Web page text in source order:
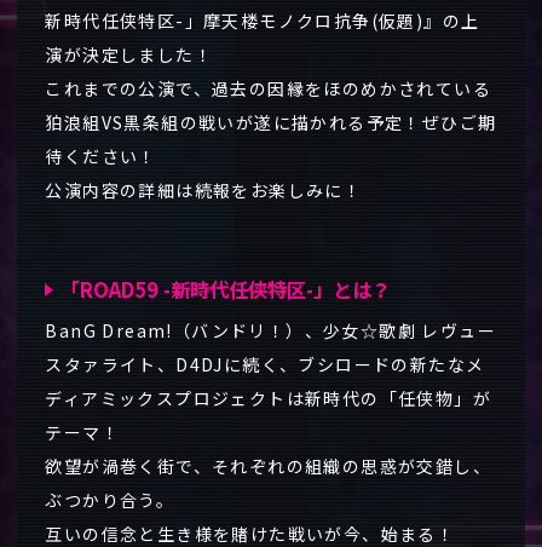
新時代任侠特区-」摩天楼モノクロ抗争(仮題)』の上
演が決定しました！
これまでの公演で、過去の因縁をほのめかされている
狛浪組VS黒条組の戦いが遂に描かれる予定！ぜひご期
待ください！
公演内容の詳細は続報をお楽しみに！
「ROAD59 -新時代任侠特区-」とは？
BanG Dream!（バンドリ！）、少女☆歌劇 レヴュー
スタァライト、D4DJに続く、ブシロードの新たなメ
ディアミックスプロジェクトは新時代の「任侠物」が
テーマ！
欲望が渦巻く街で、それぞれの組織の思惑が交錯し、
ぶつかり合う。
互いの信念と生き様を賭けた戦いが今、始まる！